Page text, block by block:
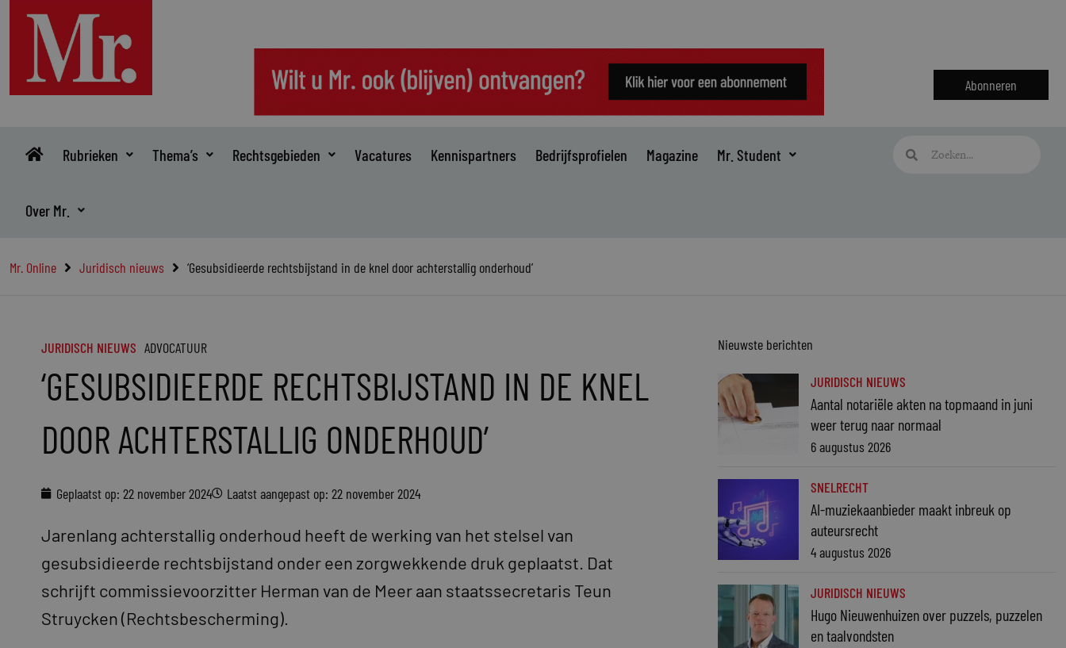
inhoud
Abonneren
Rubrieken Thema’s Rechtsgebieden Vacatures Kennispartners Bedrijfsprofielen Magazine Mr. Student
Over Mr.
Zoeken
Mr. Online Juridisch nieuws ‘Gesubsidieerde rechtsbijstand in de knel door achterstallig onderhoud’
JURIDISCH NIEUWS ADVOCATUUR
‘GESUBSIDIEERDE RECHTSBIJSTAND IN DE KNEL
DOOR ACHTERSTALLIG ONDERHOUD’
Geplaatst op: 22 november 2024 Laatst aangepast op: 22 november 2024
Jarenlang achterstallig onderhoud heeft de werking van het stelsel van
gesubsidieerde rechtsbijstand onder een zorgwekkende druk geplaatst. Dat
schrijft commissievoorzitter Herman van de Meer aan staatssecretaris Teun
Struycken (Rechtsbescherming).
Nieuwste berichten
JURIDISCH NIEUWS
Aantal notariële akten na topmaand in juni
weer terug naar normaal
6 augustus 2026
SNELRECHT
AI-muziekaanbieder maakt inbreuk op
auteursrecht
4 augustus 2026
JURIDISCH NIEUWS
Hugo Nieuwenhuizen over puzzels, puzzelen
en taalvondsten